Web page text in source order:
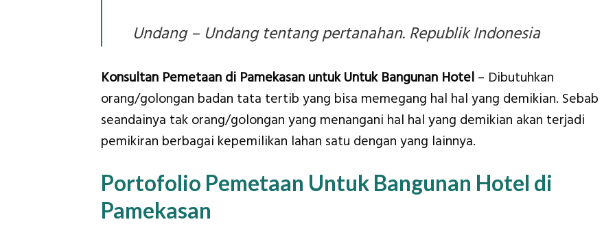
Undang – Undang tentang pertanahan. Republik Indonesia
Konsultan Pemetaan di Pamekasan untuk Untuk Bangunan Hotel – Dibutuhkan
orang/golongan badan tata tertib yang bisa memegang hal hal yang demikian. Sebab
seandainya tak orang/golongan yang menangani hal hal yang demikian akan terjadi
pemikiran berbagai kepemilikan lahan satu dengan yang lainnya.
Portofolio Pemetaan Untuk Bangunan Hotel di
Pamekasan